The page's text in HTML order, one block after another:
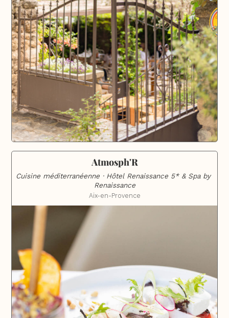
Atmosph'R
Cuisine méditerranéenne · Hôtel Renaissance 5* & Spa by
Renaissance
Aix-en-Provence